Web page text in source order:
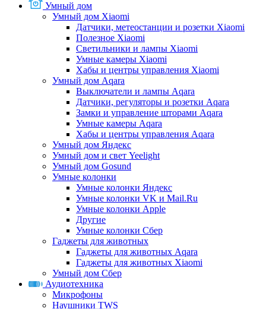
Умный дом
Умный дом Xiaomi
Датчики, метеостанции и розетки Xiaomi
Полезное Xiaomi
Светильники и лампы Xiaomi
Умные камеры Xiaomi
Хабы и центры управления Xiaomi
Умный дом Aqara
Выключатели и лампы Aqara
Датчики, регуляторы и розетки Aqara
Замки и управление шторами Aqara
Умные камеры Aqara
Хабы и центры управления Aqara
Умный дом Яндекс
Умный дом и свет Yeelight
Умный дом Gosund
Умные колонки
Умные колонки Яндекс
Умные колонки VK и Mail.Ru
Умные колонки Apple
Другие
Умные колонки Сбер
Гаджеты для животных
Гаджеты для животных Aqara
Гаджеты для животных Xiaomi
Умный дом Сбер
Аудиотехника
Микрофоны
Наушники TWS